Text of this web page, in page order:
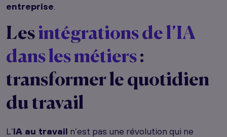
entreprise.
Lesintégrations de l’IA
dans les métiers:
transformer le quotidien
du travail
L’IA au travail n’est pas une révolution qui ne